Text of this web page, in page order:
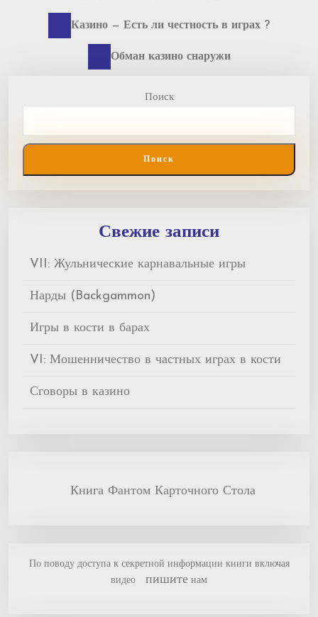
Навигация
Previous
Казино — Есть ли честность в играх ?
Next
Обман казино снаружи
Поиск
Поиск
Свежие записи
VII: Жульнические карнавальные игры
Нарды (Backgammon)
Игры в кости в барах
VI: Мошенничество в частных играх в кости
Сговоры в казино
Книга Фантом Карточного Стола
По поводу доступа к секретной информации книги включая
видео
пишите нам